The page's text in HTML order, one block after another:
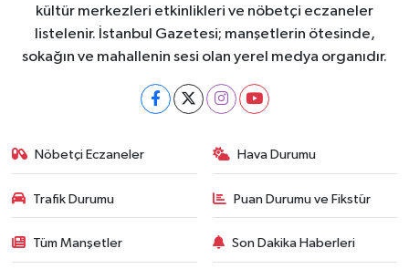
kültür merkezleri etkinlikleri ve nöbetçi eczaneler
listelenir. İstanbul Gazetesi; manşetlerin ötesinde,
sokağın ve mahallenin sesi olan yerel medya organıdır.
Nöbetçi Eczaneler Hava Durumu
Trafik Durumu Puan Durumu ve Fikstür
Tüm Manşetler Son Dakika Haberleri